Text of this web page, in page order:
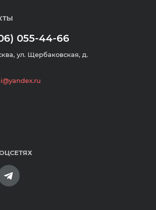
055-44-66
ул. Щербаковская, д.
картами